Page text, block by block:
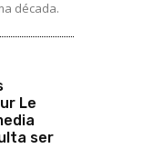
década.
Le
ser